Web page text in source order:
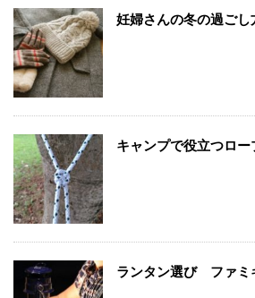
妊婦さんの冬の過ごし
キャンプで役立つロー
ランタン選び ファミ